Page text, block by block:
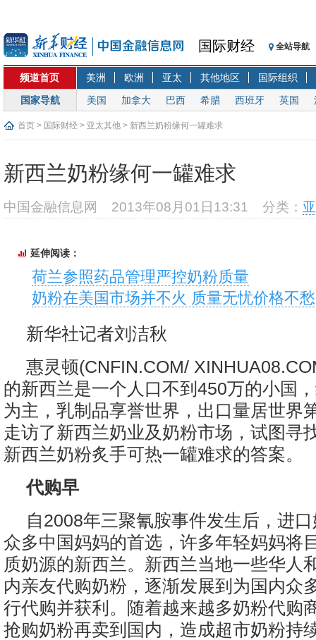
国际财经 全站导航
频道首页 美洲 欧洲 亚太 其他地区
国际组织
国家导航
美国 加拿大 巴西 希腊 西班牙 英国
首页 > 国际财经 > 亚太其他 > 新西兰奶粉缘何一罐难求
新西兰奶粉缘何一罐难求
中国金融信息网 2013年08月01日13:31 分类：
延伸阅读：
荷兰参照药品管理严控奶粉质量
奶粉在美国市场并不火 质量无忧价格不愁
新华社记者刘洁秋
惠灵顿(CNFIN.COM/
的新西兰是一个人口不到450万的小国
为主，乳制品享誉世界，出口量居世界
走访了新西兰奶业及奶粉市场，试图寻
新西兰奶粉炙手可热一罐难求的答案。
代购早
自2008年三聚氰胺事件发生后，进
众多中国妈妈的首选，许多年轻妈妈将
质奶源的新西兰。新西兰当地一些华人
内亲友代购奶粉，逐渐发展到为国内众
行代购并获利。随着越来越多奶粉代购
抢购奶粉再卖到国内，造成超市奶粉持